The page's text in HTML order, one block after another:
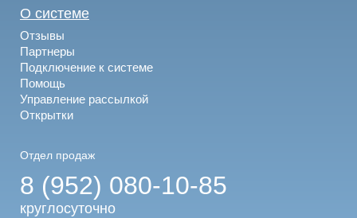
О системе
Отзывы
Партнеры
Подключение к системе
Помощь
Управление рассылкой
Открытки
Отдел продаж
8 (952) 080-10-85
круглосуточно